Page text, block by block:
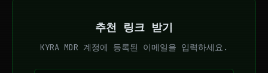
추천 링크 받기
KYRA MDR 계정에 등록된 이메일을 입력하세요.